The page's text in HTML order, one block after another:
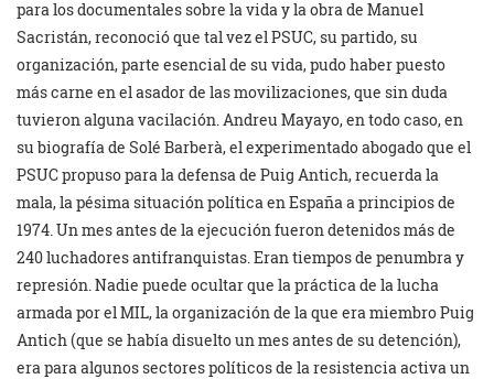
para los documentales sobre la vida y la obra de Manuel
Sacristán, reconoció que tal vez el PSUC, su partido, su
organización, parte esencial de su vida, pudo haber puesto
más carne en el asador de las movilizaciones, que sin duda
tuvieron alguna vacilación. Andreu Mayayo, en todo caso, en
su biografía de Solé Barberà, el experimentado abogado que el
PSUC propuso para la defensa de Puig Antich, recuerda la
mala, la pésima situación política en España a principios de
1974. Un mes antes de la ejecución fueron detenidos más de
240 luchadores antifranquistas. Eran tiempos de penumbra y
represión. Nadie puede ocultar que la práctica de la lucha
armada por el MIL, la organización de la que era miembro Puig
Antich (que se había disuelto un mes antes de su detención),
era para algunos sectores políticos de la resistencia activa un